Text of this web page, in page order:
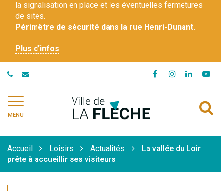
la signalisation en place et les éventuelles fermetures
de sites.
Périmètre de sécurité dans la rue Henri-Dunant.
Plus d’infos
Lien
Lien
compte
Instagram
Lien
compte
MENU
Accueil Loisirs Actualités
La vallée du Loir
prête à accueillir ses visiteurs